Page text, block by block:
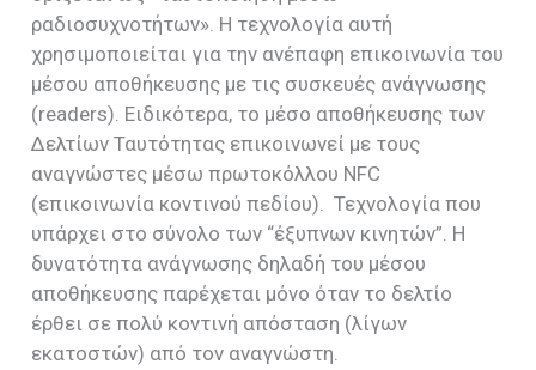
ραδιοσυχνοτήτων». Η τεχνολογία αυτή
χρησιμοποιείται για την ανέπαφη επικοινωνία του
μέσου αποθήκευσης με τις συσκευές ανάγνωσης
(readers). Ειδικότερα, το μέσο αποθήκευσης των
Δελτίων Ταυτότητας επικοινωνεί με τους
αναγνώστες μέσω πρωτοκόλλου NFC
(επικοινωνία κοντινού πεδίου). Τεχνολογία που
υπάρχει στο σύνολο των “έξυπνων κινητών”. Η
δυνατότητα ανάγνωσης δηλαδή του μέσου
αποθήκευσης παρέχεται μόνο όταν το δελτίο
έρθει σε πολύ κοντινή απόσταση (λίγων
εκατοστών) από τον αναγνώστη.